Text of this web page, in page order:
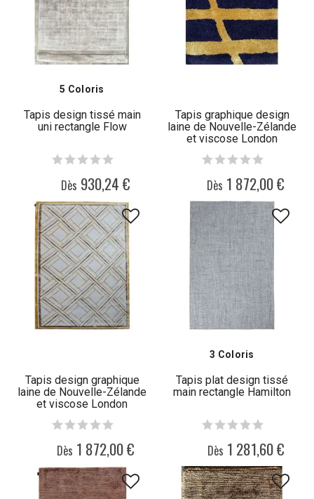
5 Coloris
Tapis design tissé main
uni rectangle Flow
Dès 930,24 €
Tapis graphique design
laine de Nouvelle-Zélande
et viscose London
Dès 1 872,00 €
Tapis design graphique
laine de Nouvelle-Zélande
et viscose London
Dès 1 872,00 €
3 Coloris
Tapis plat design tissé
main rectangle Hamilton
Dès 1 281,60 €